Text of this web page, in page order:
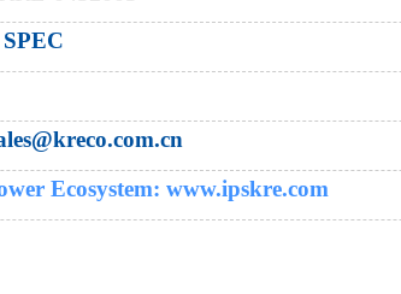
Ecosystem: www.ipskre.com